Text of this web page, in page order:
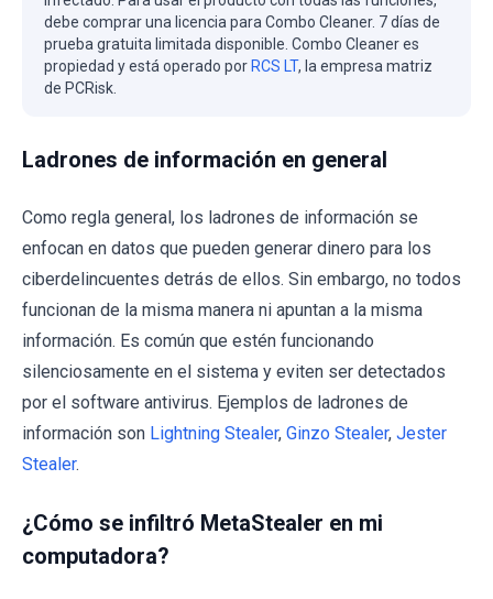
debe comprar una licencia para Combo Cleaner. 7 días de
prueba gratuita limitada disponible. Combo Cleaner es
propiedad y está operado por RCS LT, la empresa matriz
de PCRisk.
Ladrones de información en general
Como regla general, los ladrones de información se
enfocan en datos que pueden generar dinero para los
ciberdelincuentes detrás de ellos. Sin embargo, no todos
funcionan de la misma manera ni apuntan a la misma
información. Es común que estén funcionando
silenciosamente en el sistema y eviten ser detectados
por el software antivirus. Ejemplos de ladrones de
información son Lightning Stealer, Ginzo Stealer, Jester
Stealer.
¿Cómo se infiltró MetaStealer en mi
computadora?